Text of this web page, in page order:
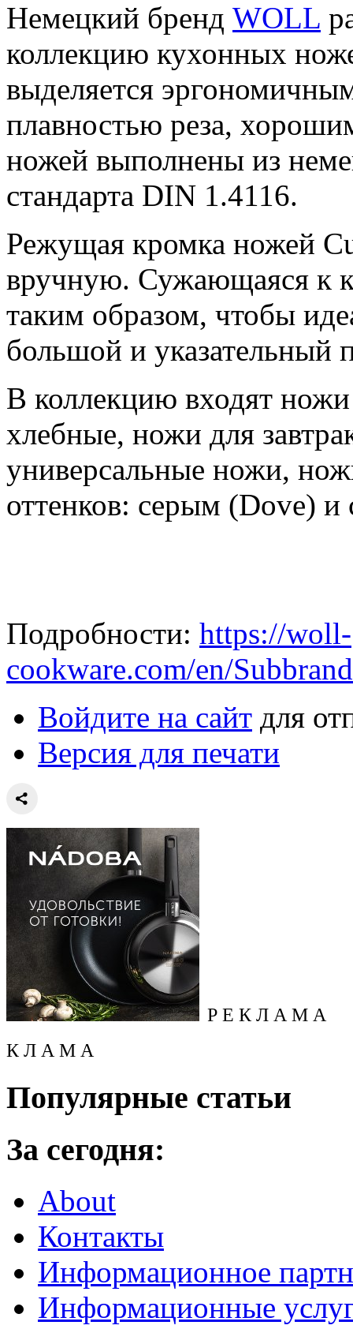
Немецкий бренд WOLL
коллекцию кухонных
выделяется
плавностью реза,
ножей выполнены из
стандарта DIN 1.4116.
Режущая кромка ножей
вручную. Сужающаяся к
таким образом, чтобы
большой и указательный
В коллекцию входят ножи
хлебные, ножи для
универсальные ножи,
оттенков: серым (Dove)
Подробности: https://woll-
cookware.com/en/
Войдите на сайт для
Версия для печати
Р Е К Л А М А
К Л А М А
Популярные статьи
За сегодня:
About
Контакты
Информационное
Информационные